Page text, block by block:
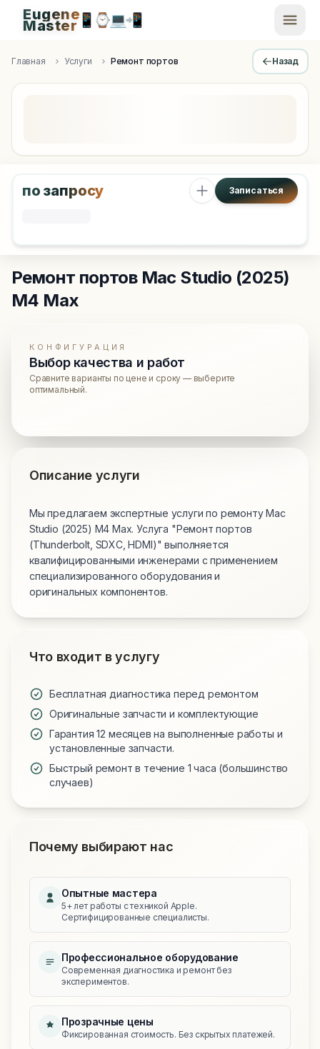
Apple Diagnostics & Engineering Authority in Saint
Eugene
Master📱 ⌚💻📲
Главная Услуги Ремонт портов Назад
по запросу Записаться
Ремонт портовMac Studio (2025)
M4 Max
КОНФИГУРАЦИЯ
Выбор качества и работ
Сравните варианты по цене и сроку — выберите
оптимальный.
Описание услуги
Мы предлагаем экспертные услуги по ремонту Mac
Studio (2025) M4 Max. Услуга "Ремонт портов
(Thunderbolt, SDXC, HDMI)" выполняется
квалифицированными инженерами с применением
специализированного оборудования и
оригинальных компонентов.
Что входит в услугу
Бесплатная диагностика перед ремонтом
Оригинальные запчасти и комплектующие
Гарантия 12 месяцев на выполненные работы и
установленные запчасти.
Быстрый ремонт в течение 1 часа (большинство
случаев)
Почему выбирают нас
Опытные мастера
5+ лет работы с техникой Apple.
Сертифицированные специалисты.
Профессиональное оборудование
Современная диагностика и ремонт без
экспериментов.
Прозрачные цены
Фиксированная стоимость. Без скрытых платежей.